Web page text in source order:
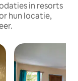
in resorts
hun locatie,